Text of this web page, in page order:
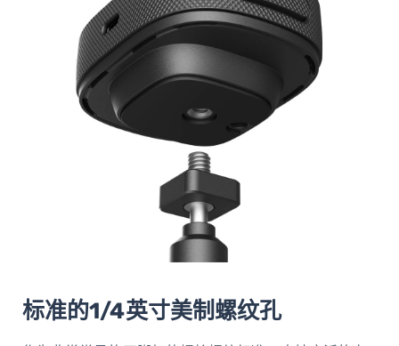
标准的1/4英寸美制螺纹孔